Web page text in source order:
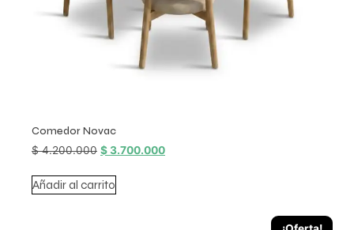
Comedor Novac
$4.200.000 $3.700.000
Añadir al carrito